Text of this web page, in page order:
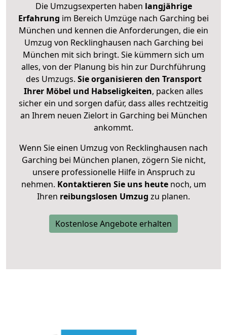
Die Umzugsexperten haben langjährige
Erfahrung im Bereich Umzüge nach Garching bei
München und kennen die Anforderungen, die ein
Umzug von Recklinghausen nach Garching bei
München mit sich bringt. Sie kümmern sich um
alles, von der Planung bis hin zur Durchführung
des Umzugs. Sie organisieren den Transport
Ihrer Möbel und Habseligkeiten, packen alles
sicher ein und sorgen dafür, dass alles rechtzeitig
an Ihrem neuen Zielort in Garching bei München
ankommt.
Wenn Sie einen Umzug von Recklinghausen nach
Garching bei München planen, zögern Sie nicht,
unsere professionelle Hilfe in Anspruch zu
nehmen. Kontaktieren Sie uns heutenoch, um
Ihren reibungslosen Umzug zu planen.
Kostenlose Angebote erhalten